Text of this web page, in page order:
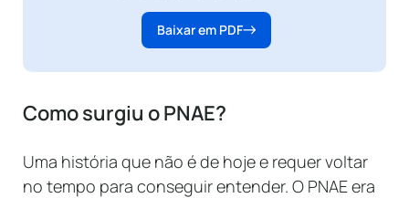
Baixar em PDF
Como surgiu o PNAE?
Uma história que não é de hoje e requer voltar
no tempo para conseguir entender. O PNAE era